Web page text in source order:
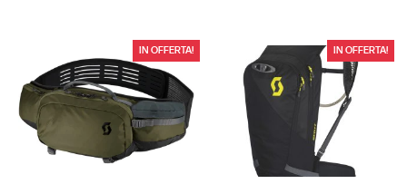
IN OFFERTA! IN OFFERTA!